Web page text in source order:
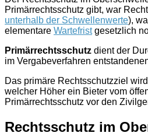
Primärrechtsschutz gibt, war
unterhalb der Schwellenwerte),
elementare Wartefristgesetzlich
Primärrechtsschutz dient der
im Vergabeverfahren
Das primäre Rechtsschutzziel
welcher Höher ein Bieter vom
Primärrechtsschutz vor den
Rechtsschutz im